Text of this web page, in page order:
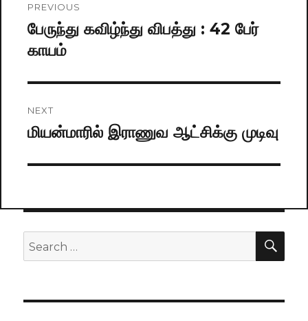
navigation
PREVIOUS
Previous
post:
பேருந்து கவிழ்ந்து விபத்து : 42 பேர்
காயம்
NEXT
Next
மியன்மாரில் இராணுவ ஆட்சிக்கு முடிவு
Search
for: